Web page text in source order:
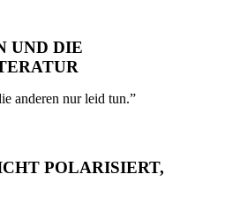
UND DIE
anderen nur leid tun.”
POLARISIERT,